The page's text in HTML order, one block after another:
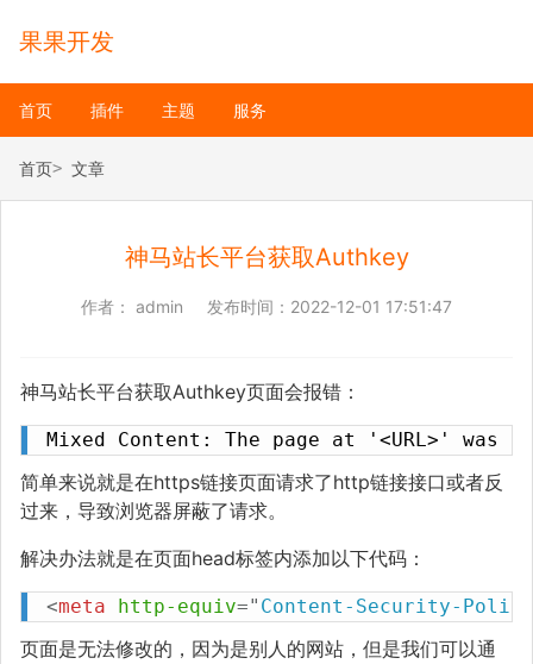
果果开发
首页 插件 主题 服务
首页 文章
神马站长平台获取Authkey
作者： admin 发布时间： 2022-12-01 17:51:47
神马站长平台获取Authkey页面会报错：
Mixed Content: The page at '<URL>' was
简单来说就是在https链接页面请求了http链接接口或者反
过来，导致浏览器屏蔽了请求。
解决办法就是在页面head标签内添加以下代码：
<meta http-equiv=" Content-Security-Policy
页面是无法修改的，因为是别人的网站，但是我们可以通